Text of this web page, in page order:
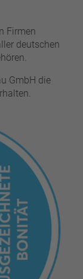
Firmen
deutschen
GmbH die